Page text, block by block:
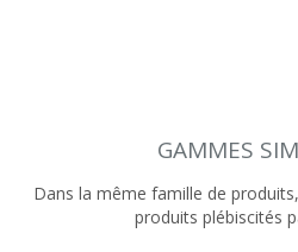
GAMMES
Dans la même famille de
produits plébiscités